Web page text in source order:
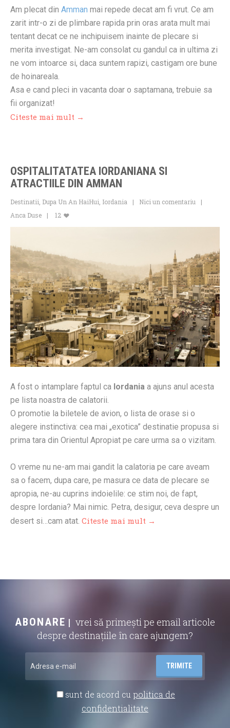
Am plecat din Amman mai repede decat am fi vrut. Ce am
zarit intr-o zi de plimbare rapida prin oras arata mult mai
tentant decat ce ne inchipuisem inainte de plecare si
merita investigat. Ne-am consolat cu gandul ca in ultima zi
ne vom intoarce si, daca suntem rapizi, castigam ore bune
de hoinareala.
Asa e cand pleci in vacanta doar o saptamana, trebuie sa
fii organizat!
Citeste mai mult →
OSPITALITATATEA IORDANIANA SI
ATRACTIILE DIN AMMAN
Destinatii Dupa Un An HaiHui Iordania
Nici un comentariu
Anca Duse
12
A fost o intamplare faptul ca Iordania a ajuns anul acesta
pe lista noastra de calatorii.
O promotie la biletele de avion, o lista de orase si o
alegere instinctiva: cea mai „exotica” destinatie propusa si
prima tara din Orientul Apropiat pe care urma sa o vizitam.
O vreme nu ne-am mai gandit la calatoria pe care aveam
sa o facem, dupa care, pe masura ce data de plecare se
apropia, ne-au cuprins indoielile: ce stim noi, de fapt,
despre Iordania? Mai nimic. Petra, desigur, ceva despre un
desert si…cam atat. Citeste mai mult →
ABONARE
vrei să primești pe email articole
despre destinațiile în care ajungem?
sunt de acord cu politica de
confidentialitate